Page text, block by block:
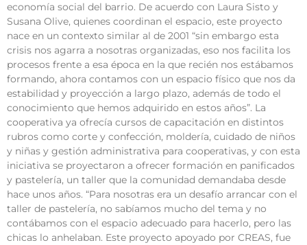
economía social del barrio. De acuerdo con Laura Sisto y
Susana Olive, quienes coordinan el espacio, este proyecto
nace en un contexto similar al de 2001 “sin embargo esta
crisis nos agarra a nosotras organizadas, eso nos facilita los
procesos frente a esa época en la que recién nos estábamos
formando, ahora contamos con un espacio físico que nos da
estabilidad y proyección a largo plazo, además de todo el
conocimiento que hemos adquirido en estos años”. La
cooperativa ya ofrecía cursos de capacitación en distintos
rubros como corte y confección, moldería, cuidado de niños
y niñas y gestión administrativa para cooperativas, y con esta
iniciativa se proyectaron a ofrecer formación en panificados
y pastelería, un taller que la comunidad demandaba desde
hace unos años. “Para nosotras era un desafío arrancar con el
taller de pastelería, no sabíamos mucho del tema y no
contábamos con el espacio adecuado para hacerlo, pero las
chicas lo anhelaban. Este proyecto apoyado por CREAS, fue